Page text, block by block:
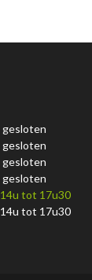
gesloten
gesloten
gesloten
gesloten
14u tot 17u30
14u tot 17u30